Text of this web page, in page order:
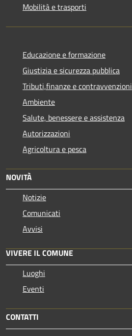
Mobilità e trasporti
Educazione e formazione
Giustizia e sicurezza pubblica
Tributi,finanze e contravvenzioni
Ambiente
Salute, benessere e assistenza
Autorizzazioni
Agricoltura e pesca
NOVITÀ
Notizie
Comunicati
Avvisi
VIVERE IL COMUNE
Luoghi
Eventi
CONTATTI